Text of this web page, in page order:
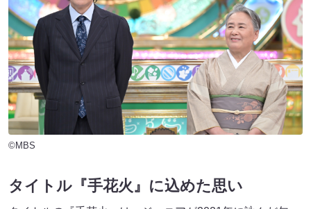
©MBS
タイトル『手花火』に込めた思い